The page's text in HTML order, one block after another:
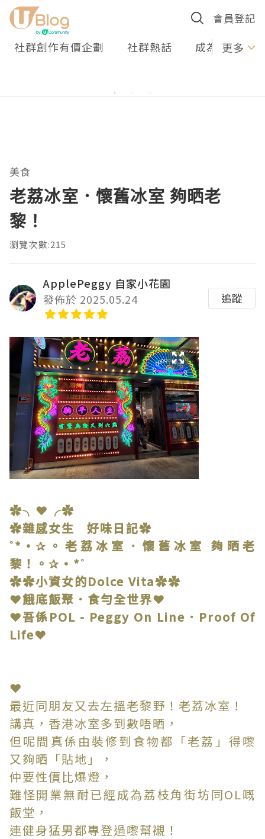
會員登記
社群創作有價企劃 社群熱話 成為U更多
美食
老荔冰室．懷舊冰室 夠晒老
黎！
瀏覽次數:215
ApplePeggy 自家小花園
發佈於 2025.05.24
追蹤
✿╮❤╭✿
✿雜感女生 好味日記✿
˚*•✰。老荔冰室．懷舊冰室 夠晒老
黎！。✰•*˚
✿✿小資女的Dolce Vita✿✿
❤餓底飯聚．食勻全世界❤
❤吾係POL - Peggy On Line．Proof Of
Life❤
❤
最近同朋友又去左搵老黎野！老荔冰室！
講真，香港冰室多到數唔晒，
但呢間真係由裝修到食物都「老荔」得嚟
又夠晒「貼地」，
仲要性價比爆燈，
難怪開業無耐已經成為荔枝角街坊同OL嘅
飯堂，
連健身猛男都專登過嚟幫襯！